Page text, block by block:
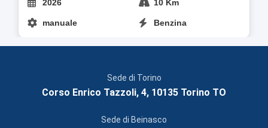
2026 10 Km
manuale Benzina
Sede di Torino
Corso Enrico Tazzoli, 4, 10135 Torino TO
Sede di Beinasco